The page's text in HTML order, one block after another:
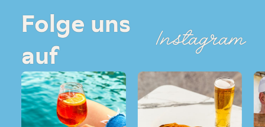
Folge uns
auf
Instagram